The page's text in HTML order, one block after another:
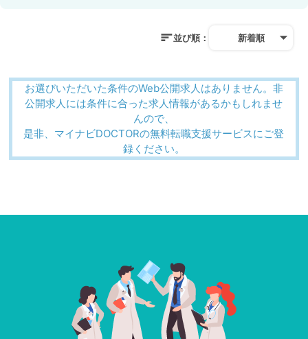
並び順： 新着順
お選びいただいた条件のWeb公開求人はありません。非
公開求人には条件に合った求人情報があるかもしれませ
んので、
是非、マイナビDOCTORの無料転職支援サービスにご登
録ください。